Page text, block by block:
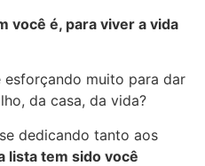
você é, para viver a vida
esforçando muito para dar
da casa, da vida?
dedicando tanto aos
lista tem sido você